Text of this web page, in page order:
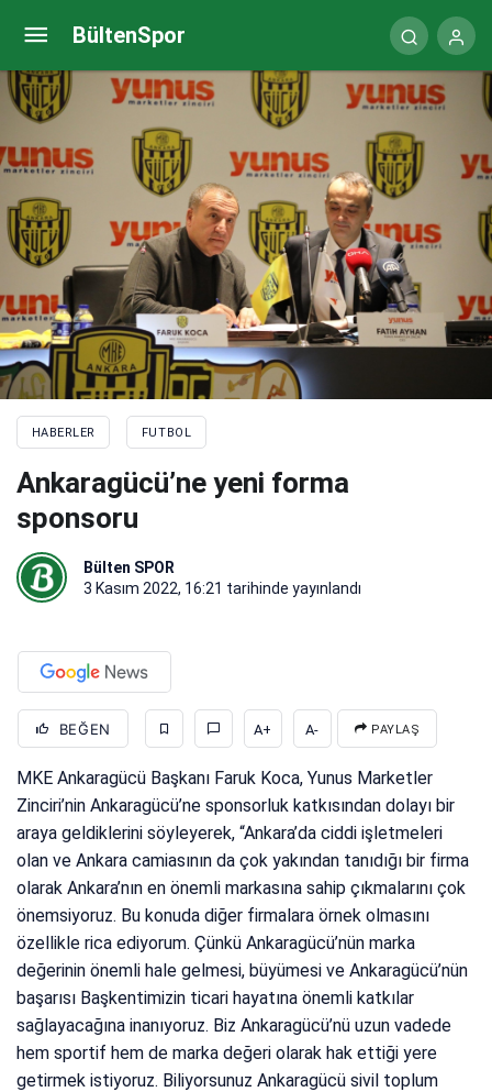
BültenSpor
HABERLER FUTBOL
Ankaragücü’ne yeni forma
sponsoru
Bülten SPOR
3 Kasım 2022, 16:21 tarihinde yayınlandı
BEĞEN A+ A- PAYLAŞ
MKE Ankaragücü Başkanı Faruk Koca, Yunus Marketler
Zinciri’nin Ankaragücü’ne sponsorluk katkısından dolayı bir
araya geldiklerini söyleyerek, “Ankara’da ciddi işletmeleri
olan ve Ankara camiasının da çok yakından tanıdığı bir firma
olarak Ankara’nın en önemli markasına sahip çıkmalarını çok
önemsiyoruz. Bu konuda diğer firmalara örnek olmasını
özellikle rica ediyorum. Çünkü Ankaragücü’nün marka
değerinin önemli hale gelmesi, büyümesi ve Ankaragücü’nün
başarısı Başkentimizin ticari hayatına önemli katkılar
sağlayacağına inanıyoruz. Biz Ankaragücü’nü uzun vadede
hem sportif hem de marka değeri olarak hak ettiği yere
getirmek istiyoruz. Biliyorsunuz Ankaragücü sivil toplum
Dinamo Kiev Fenerbahçe maçı şifresiz canlı izle | Fb
Dinamo Kiev Exxen canlı yayın